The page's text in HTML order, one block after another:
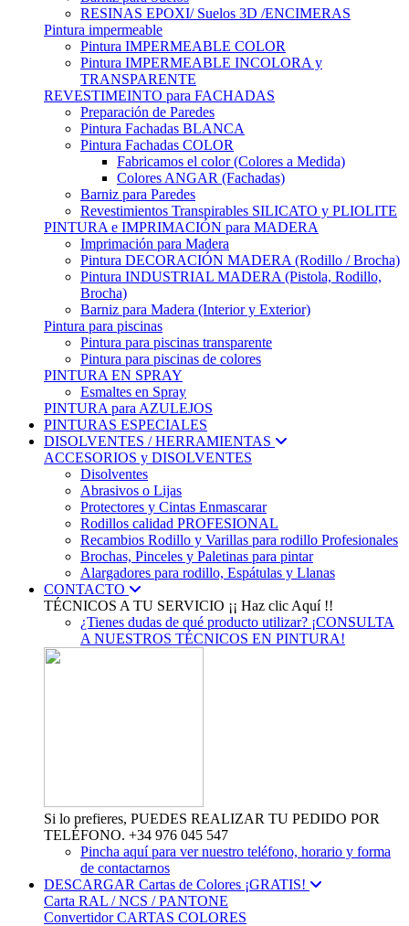
RESINAS EPOXI/ Suelos 3D /ENCIMERAS
Pintura impermeable
Pintura IMPERMEABLE COLOR
Pintura IMPERMEABLE INCOLORA y
TRANSPARENTE
REVESTIMEINTO para FACHADAS
Preparación de Paredes
Pintura Fachadas BLANCA
Pintura Fachadas COLOR
Fabricamos el color (Colores a Medida)
Colores ANGAR (Fachadas)
Barniz para Paredes
Revestimientos Transpirables SILICATO y PLIOLITE
PINTURA e IMPRIMACIÓN para MADERA
Imprimación para Madera
Pintura DECORACIÓN MADERA (Rodillo / Brocha)
Pintura INDUSTRIAL MADERA (Pistola, Rodillo,
Brocha)
Barniz para Madera (Interior y Exterior)
Pintura para piscinas
Pintura para piscinas transparente
Pintura para piscinas de colores
PINTURA EN SPRAY
Esmaltes en Spray
PINTURA para AZULEJOS
PINTURAS ESPECIALES
DISOLVENTES / HERRAMIENTAS
ACCESORIOS y DISOLVENTES
Disolventes
Abrasivos o Lijas
Protectores y Cintas Enmascarar
Rodillos calidad PROFESIONAL
Recambios Rodillo y Varillas para rodillo Profesionales
Brochas, Pinceles y Paletinas para pintar
Alargadores para rodillo, Espátulas y Llanas
CONTACTO
TÉCNICOS A TU SERVICIO ¡¡ Haz clic Aquí !!
¿Tienes dudas de qué producto utilizar? ¡CONSULTA
A NUESTROS TÉCNICOS EN PINTURA!
Si lo prefieres, PUEDES REALIZAR TU PEDIDO POR
TELÉFONO. +34 976 045 547
Pincha aquí para ver nuestro teléfono, horario y forma
de contactarnos
DESCARGAR Cartas de Colores ¡GRATIS!
Carta RAL / NCS / PANTONE
Convertidor CARTAS COLORES